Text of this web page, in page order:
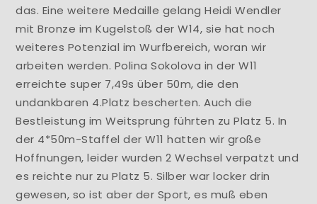
das. Eine weitere Medaille gelang Heidi Wendler
mit Bronze im Kugelstoß der W14, sie hat noch
weiteres Potenzial im Wurfbereich, woran wir
arbeiten werden. Polina Sokolova in der W11
erreichte super 7,49s über 50m, die den
undankbaren 4.Platz bescherten. Auch die
Bestleistung im Weitsprung führten zu Platz 5. In
der 4*50m-Staffel der W11 hatten wir große
Hoffnungen, leider wurden 2 Wechsel verpatzt und
es reichte nur zu Platz 5. Silber war locker drin
gewesen, so ist aber der Sport, es muß eben